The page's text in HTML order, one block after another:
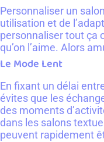
Personnaliser un
utilisation et de
personnaliser tout ça
qu’on l’aime. Alors
Le Mode Lent
En fixant un délai
évites que les
des moments
dans les salons
peuvent rapidement